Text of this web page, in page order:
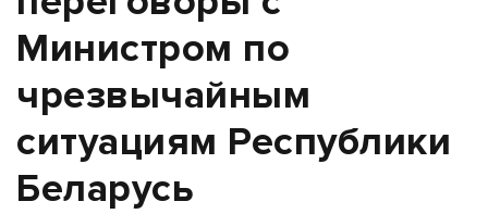
Министром по
чрезвычайным
ситуациям Республики
Беларусь